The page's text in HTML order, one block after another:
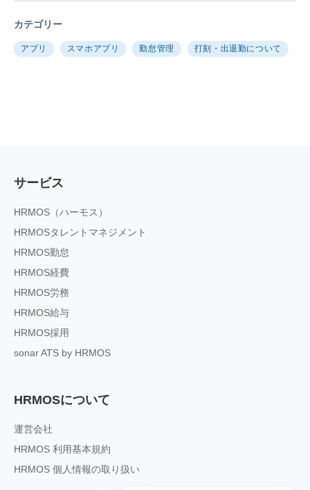
カテゴリー
アプリ スマホアプリ 勤怠管理 打刻・出退勤について
サービス
HRMOS（ハーモス）
HRMOSタレントマネジメント
HRMOS勤怠
HRMOS経費
HRMOS労務
HRMOS給与
HRMOS採用
sonar ATS by HRMOS
HRMOSについて
運営会社
HRMOS 利用基本規約
HRMOS 個人情報の取り扱い